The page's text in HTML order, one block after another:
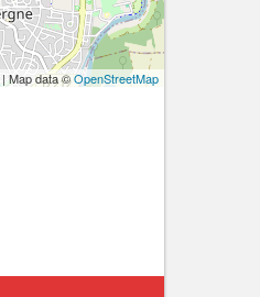
| Map data ©OpenStreetMap